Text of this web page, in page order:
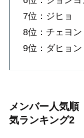
7位：ジヒョ
8位：チェヨン
9位：ダヒョン
メンバー人気順
気ランキング2